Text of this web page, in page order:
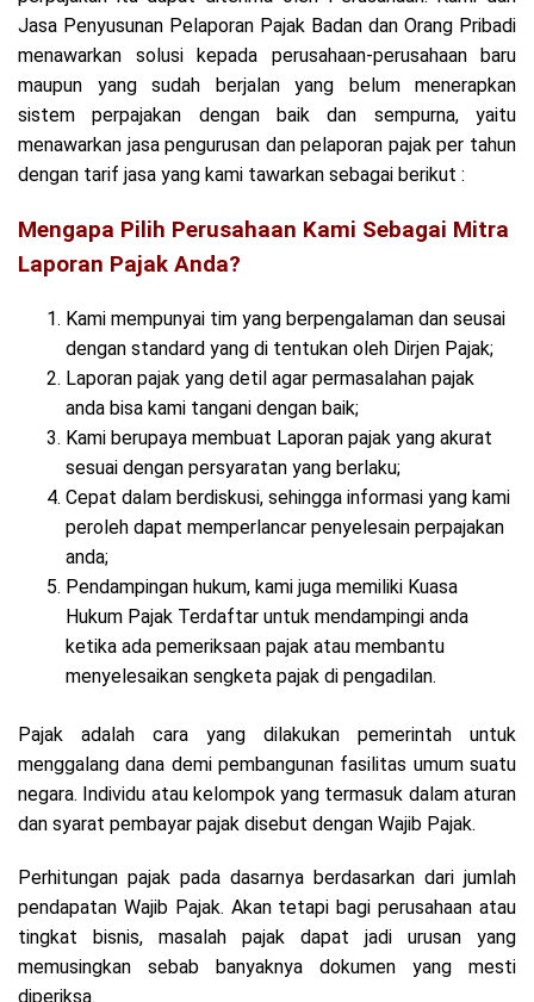
Jasa Penyusunan Pelaporan Pajak Badan dan Orang Pribadi
menawarkan solusi kepada perusahaan-perusahaan baru
maupun yang sudah berjalan yang belum menerapkan
sistem perpajakan dengan baik dan sempurna, yaitu
menawarkan jasa pengurusan dan pelaporan pajak per tahun
dengan tarif jasa yang kami tawarkan sebagai berikut :
Mengapa Pilih Perusahaan Kami Sebagai Mitra
Laporan Pajak Anda?
Kami mempunyai tim yang berpengalaman dan seusai
dengan standard yang di tentukan oleh Dirjen Pajak;
Laporan pajak yang detil agar permasalahan pajak
anda bisa kami tangani dengan baik;
Kami berupaya membuat Laporan pajak yang akurat
sesuai dengan persyaratan yang berlaku;
Cepat dalam berdiskusi, sehingga informasi yang kami
peroleh dapat memperlancar penyelesain perpajakan
anda;
Pendampingan hukum, kami juga memiliki Kuasa
Hukum Pajak Terdaftar untuk mendampingi anda
ketika ada pemeriksaan pajak atau membantu
menyelesaikan sengketa pajak di pengadilan.
Pajak adalah cara yang dilakukan pemerintah untuk
menggalang dana demi pembangunan fasilitas umum suatu
negara. Individu atau kelompok yang termasuk dalam aturan
dan syarat pembayar pajak disebut dengan Wajib Pajak.
Perhitungan pajak pada dasarnya berdasarkan dari jumlah
pendapatan Wajib Pajak. Akan tetapi bagi perusahaan atau
tingkat bisnis, masalah pajak dapat jadi urusan yang
memusingkan sebab banyaknya dokumen yang mesti
diperiksa.